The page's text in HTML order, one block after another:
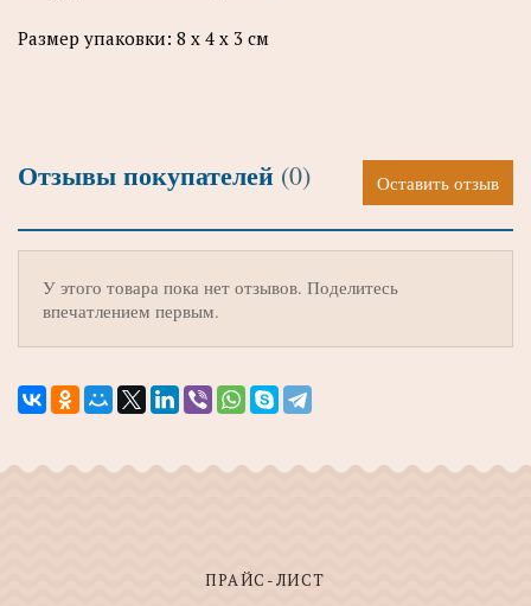
Размер упаковки: 8 х 4 х 3 см
Отзывы покупателей (0) Оставить отзыв
У этого товара пока нет отзывов. Поделитесь
впечатлением первым.
ПРАЙС-ЛИСТ